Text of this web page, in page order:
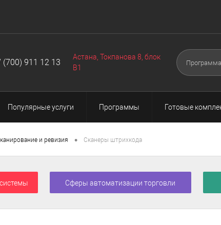
(700) 911 12 13
Астана, Токпанова 8, блок
B1
Популярные услуги Программы Готовые
и ревизия • Сканеры штрихкода
Сферы автоматизации торговли